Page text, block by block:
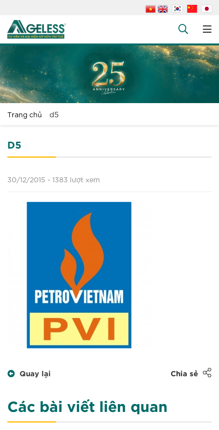
Dịch vụ
Văn bản pháp luật +
Hỏi đáp +
Tuyển dụng
Trang chủ d5
D5
30/12/2015 - 1383 lượt xem
Quay lại Chia sẻ
Các bài viết liên quan